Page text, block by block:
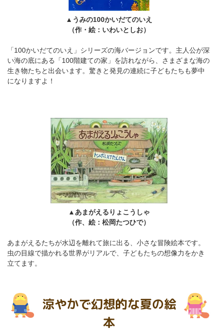
▲うみの100かいだてのいえ
（作・絵：いわいとしお）
「100かいだてのいえ」シリーズの海バージョンです。主人公が深
い海の底にある「100階建ての家」を訪れながら、さまざまな海の
生き物たちと出会います。驚きと発見の連続に子どもたちも夢中
になりますよ！
▲あまがえるりょこうしゃ
（作、絵：松岡たつひで）
あまがえるたちが水辺を離れて旅に出る、小さな冒険絵本です。
虫の目線で描かれる世界がリアルで、子どもたちの想像力をかき
立てます。
涼やかで幻想的な夏の絵
本